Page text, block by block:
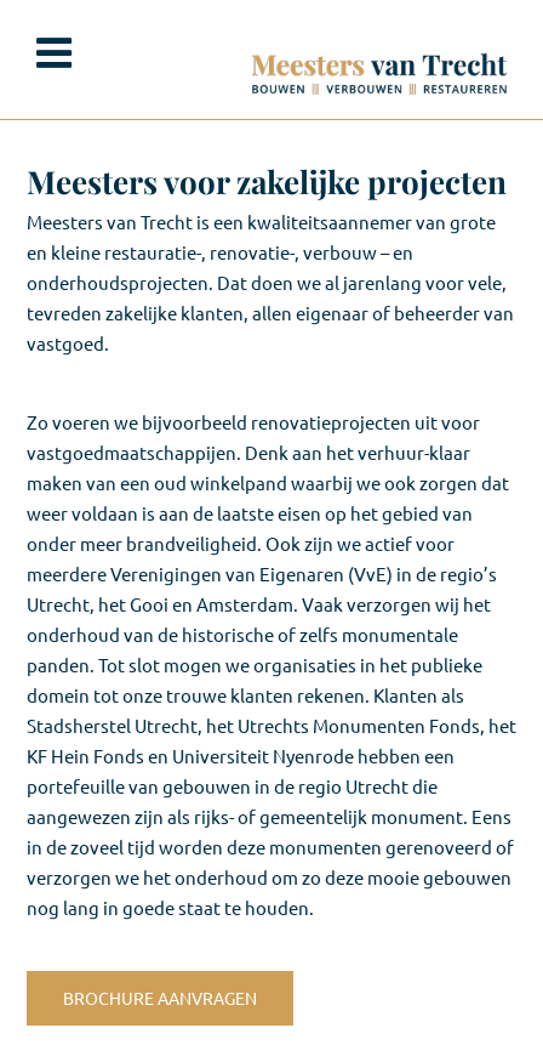
inhoud
Meesters voor zakelijke projecten
Meesters van Trecht is een kwaliteitsaannemer van grote
en kleine restauratie-, renovatie-, verbouw – en
onderhoudsprojecten. Dat doen we al jarenlang voor vele,
tevreden zakelijke klanten, allen eigenaar of beheerder van
vastgoed.
Zo voeren we bijvoorbeeld renovatieprojecten uit voor
vastgoedmaatschappijen. Denk aan het verhuur-klaar
maken van een oud winkelpand waarbij we ook zorgen dat
weer voldaan is aan de laatste eisen op het gebied van
onder meer brandveiligheid. Ook zijn we actief voor
meerdere Verenigingen van Eigenaren (VvE) in de regio’s
Utrecht, het Gooi en Amsterdam. Vaak verzorgen wij het
onderhoud van de historische of zelfs monumentale
panden. Tot slot mogen we organisaties in het publieke
domein tot onze trouwe klanten rekenen. Klanten als
Stadsherstel Utrecht, het Utrechts Monumenten Fonds, het
KF Hein Fonds en Universiteit Nyenrode hebben een
portefeuille van gebouwen in de regio Utrecht die
aangewezen zijn als rijks- of gemeentelijk monument. Eens
in de zoveel tijd worden deze monumenten gerenoveerd of
verzorgen we het onderhoud om zo deze mooie gebouwen
nog lang in goede staat te houden.
BROCHURE AANVRAGEN